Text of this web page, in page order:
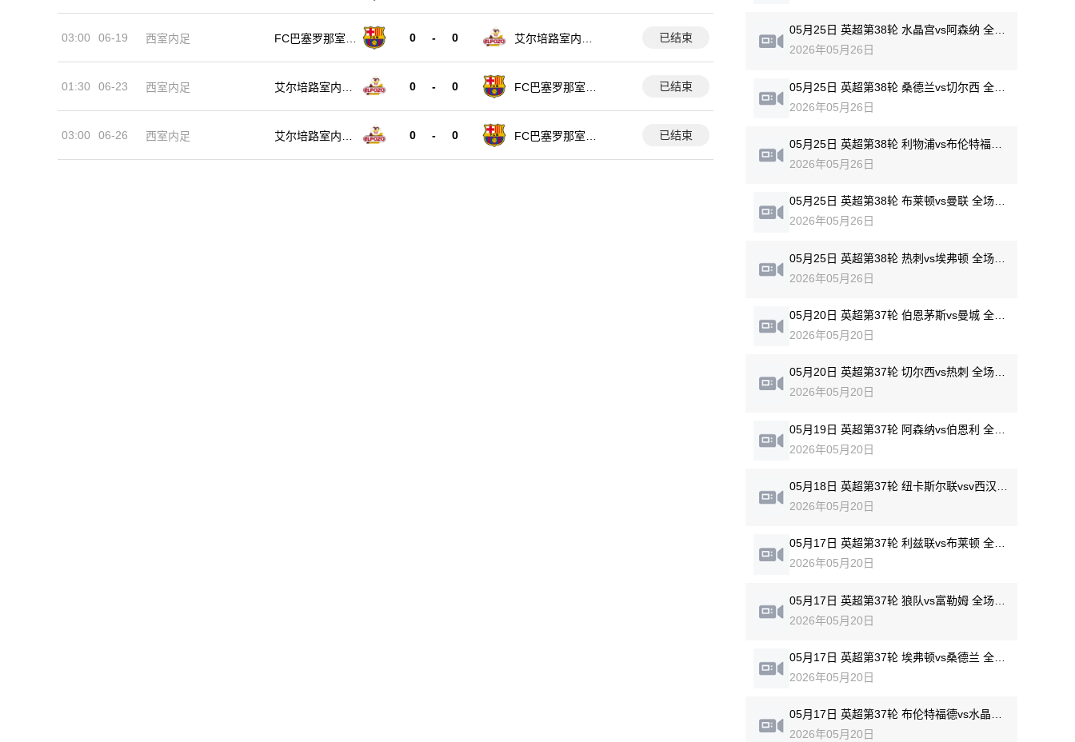
03:00 06-19 西室内足
FC巴塞罗那室内
0 - 0
艾尔培路室内足
已结束
01:30 06-23 西室内足
艾尔培路室内足
0 - 0
FC巴塞罗那室内
已结束
03:00 06-26 西室内足
艾尔培路室内足
0 - 0
FC巴塞罗那室内
已结束
05月25日 英超第38轮 水晶宫vs阿森纳 全场录像回放
2026年05月26日
2026年05月26日
2026年05月26日
05月25日 英超第38轮 布莱顿vs曼联 全场录像回放
2026年05月26日
2026年05月26日
2026年05月20日
05月20日 英超第37轮 切尔西vs热刺 全场录像回放
2026年05月20日
2026年05月20日
2026年05月20日
05月17日 英超第37轮 利兹联vs布莱顿 全场录像回放
2026年05月20日
2026年05月20日
2026年05月20日
05月17日 英超第37轮 布伦特福德vs水晶宫 全场录像回放
2026年05月20日